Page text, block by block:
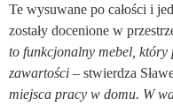
Te wysuwane po całości i
zostały docenione w
to funkcjonalny mebel, który
zawartości – stwierdza
miejsca pracy w domu. W